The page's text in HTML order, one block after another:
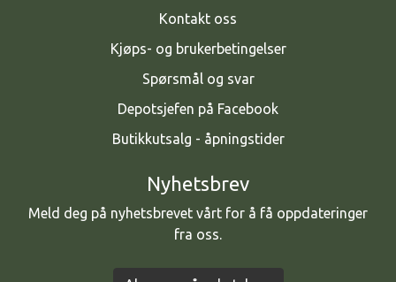
Kontakt oss
Kjøps- og brukerbetingelser
Spørsmål og svar
Depotsjefen på Facebook
Butikkutsalg - åpningstider
Nyhetsbrev
Meld deg på nyhetsbrevet vårt for å få oppdateringer
fra oss.